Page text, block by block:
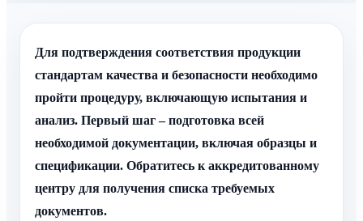
Для подтверждения соответствия продукции
стандартам качества и безопасности необходимо
пройти процедуру, включающую испытания и
анализ. Первый шаг – подготовка всей
необходимой документации, включая образцы и
спецификации. Обратитесь к аккредитованному
центру для получения списка требуемых
документов.